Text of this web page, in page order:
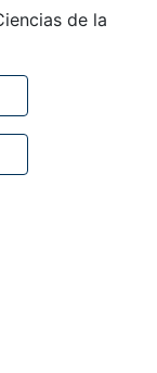
de la